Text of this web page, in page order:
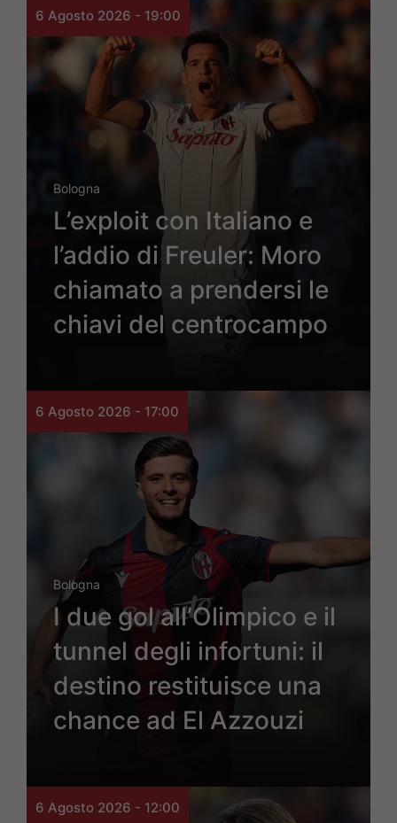
6 Agosto 2026 - 19:00
Bologna
L’exploit con Italiano e
l’addio di Freuler: Moro
chiamato a prendersi le
chiavi del centrocampo
6 Agosto 2026 - 17:00
Bologna
I due gol all’Olimpico e il
tunnel degli infortuni: il
destino restituisce una
chance ad El Azzouzi
6 Agosto 2026 - 12:00